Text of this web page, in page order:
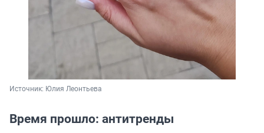
Источник: Юлия Леонтьева
Время прошло: антитренды